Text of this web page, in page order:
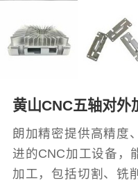
黄山CNC五轴对外
朗加精密提供高精度
进的CNC加工设备，
加工，包括切割、铣